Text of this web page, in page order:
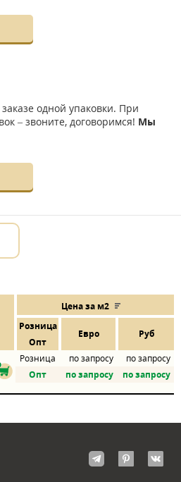
одной упаковки. При
– звоните, договоримся! Мы
Цена за м2
Розница
Евро Руб
Опт
Розница по запросу
по запросу
Опт по запросу по запросу